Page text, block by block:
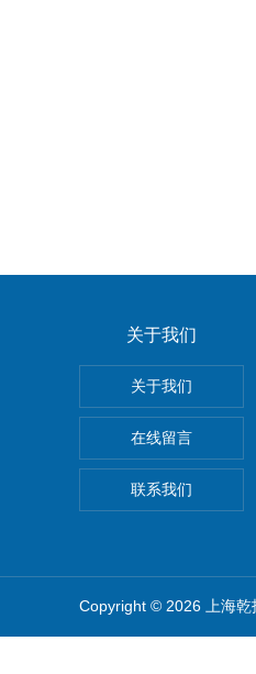
关于我们
关于我们
在线留言
联系我们
Copyright © 2026 上海乾